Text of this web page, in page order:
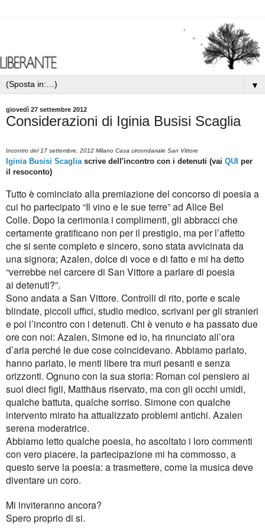
▼
giovedì 27 settembre 2012
Considerazioni di Iginia Busisi Scaglia
Incontro del 17 settembre, 2012 Milano Casa circondariale San Vittore
Iginia Busisi Scagliascrive dell'incontro con i detenuti (vai QUI per
il resoconto)
Tutto è cominciato alla premiazione del concorso di poesia a
cui ho partecipato “Il vino e le sue terre” ad Alice Bel
Colle. Dopo la cerimonia i complimenti, gli abbracci che
certamente gratificano non per il prestigio, maper l’affetto
che si sente completo e sincero, sono stata avvicinata da
una signora; Azalen, dolce di voce e di fatto e mi ha detto
“verrebbe nel carcere di San Vittore a parlare di poesia
ai detenuti?”.
Sono andata a San Vittore. Controlli di rito, porte e scale
blindate, piccoli uffici, studio medico, scrivani per gli stranieri
e poi l’incontro con i detenuti. Chi è venuto e ha passato due
ore con noi: Azalen, Simone ed io, ha rinunciato all’ora
d’ariaperché le due cose coincidevano. Abbiamo parlato,
hanno parlato, le menti libere tra muri pesanti e senza
orizzonti. Ognuno con lasua storia: Roman col pensiero ai
suoi dieci figli, Matthäus riservato, ma con gli occhi umidi,
qualche battuta, qualche sorriso. Simone con qualche
intervento mirato ha attualizzato problemi antichi. Azalen
serena moderatrice.
Abbiamo letto qualche poesia, ho ascoltato i loro commenti
con vero piacere, la partecipazione mi ha commosso, a
questo serve la poesia: a trasmettere, come la musica deve
diventare un coro.
Mi inviteranno ancora?
Spero proprio di si.